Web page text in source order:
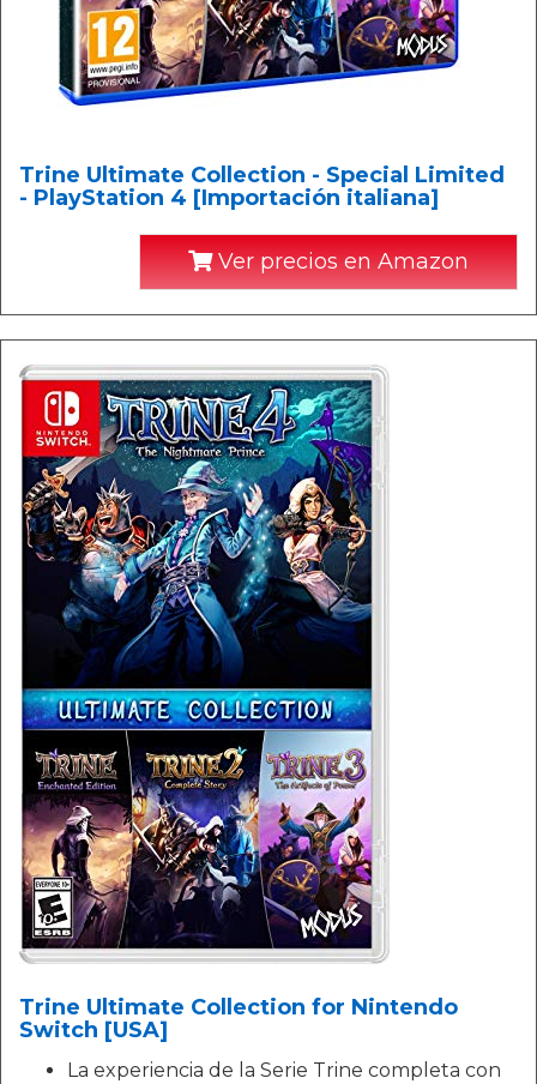
Trine Ultimate Collection - Special Limited
- PlayStation 4 [Importación italiana]
Ver precios en Amazon
Trine Ultimate Collection for Nintendo
Switch [USA]
La experiencia de la Serie Trine completa con